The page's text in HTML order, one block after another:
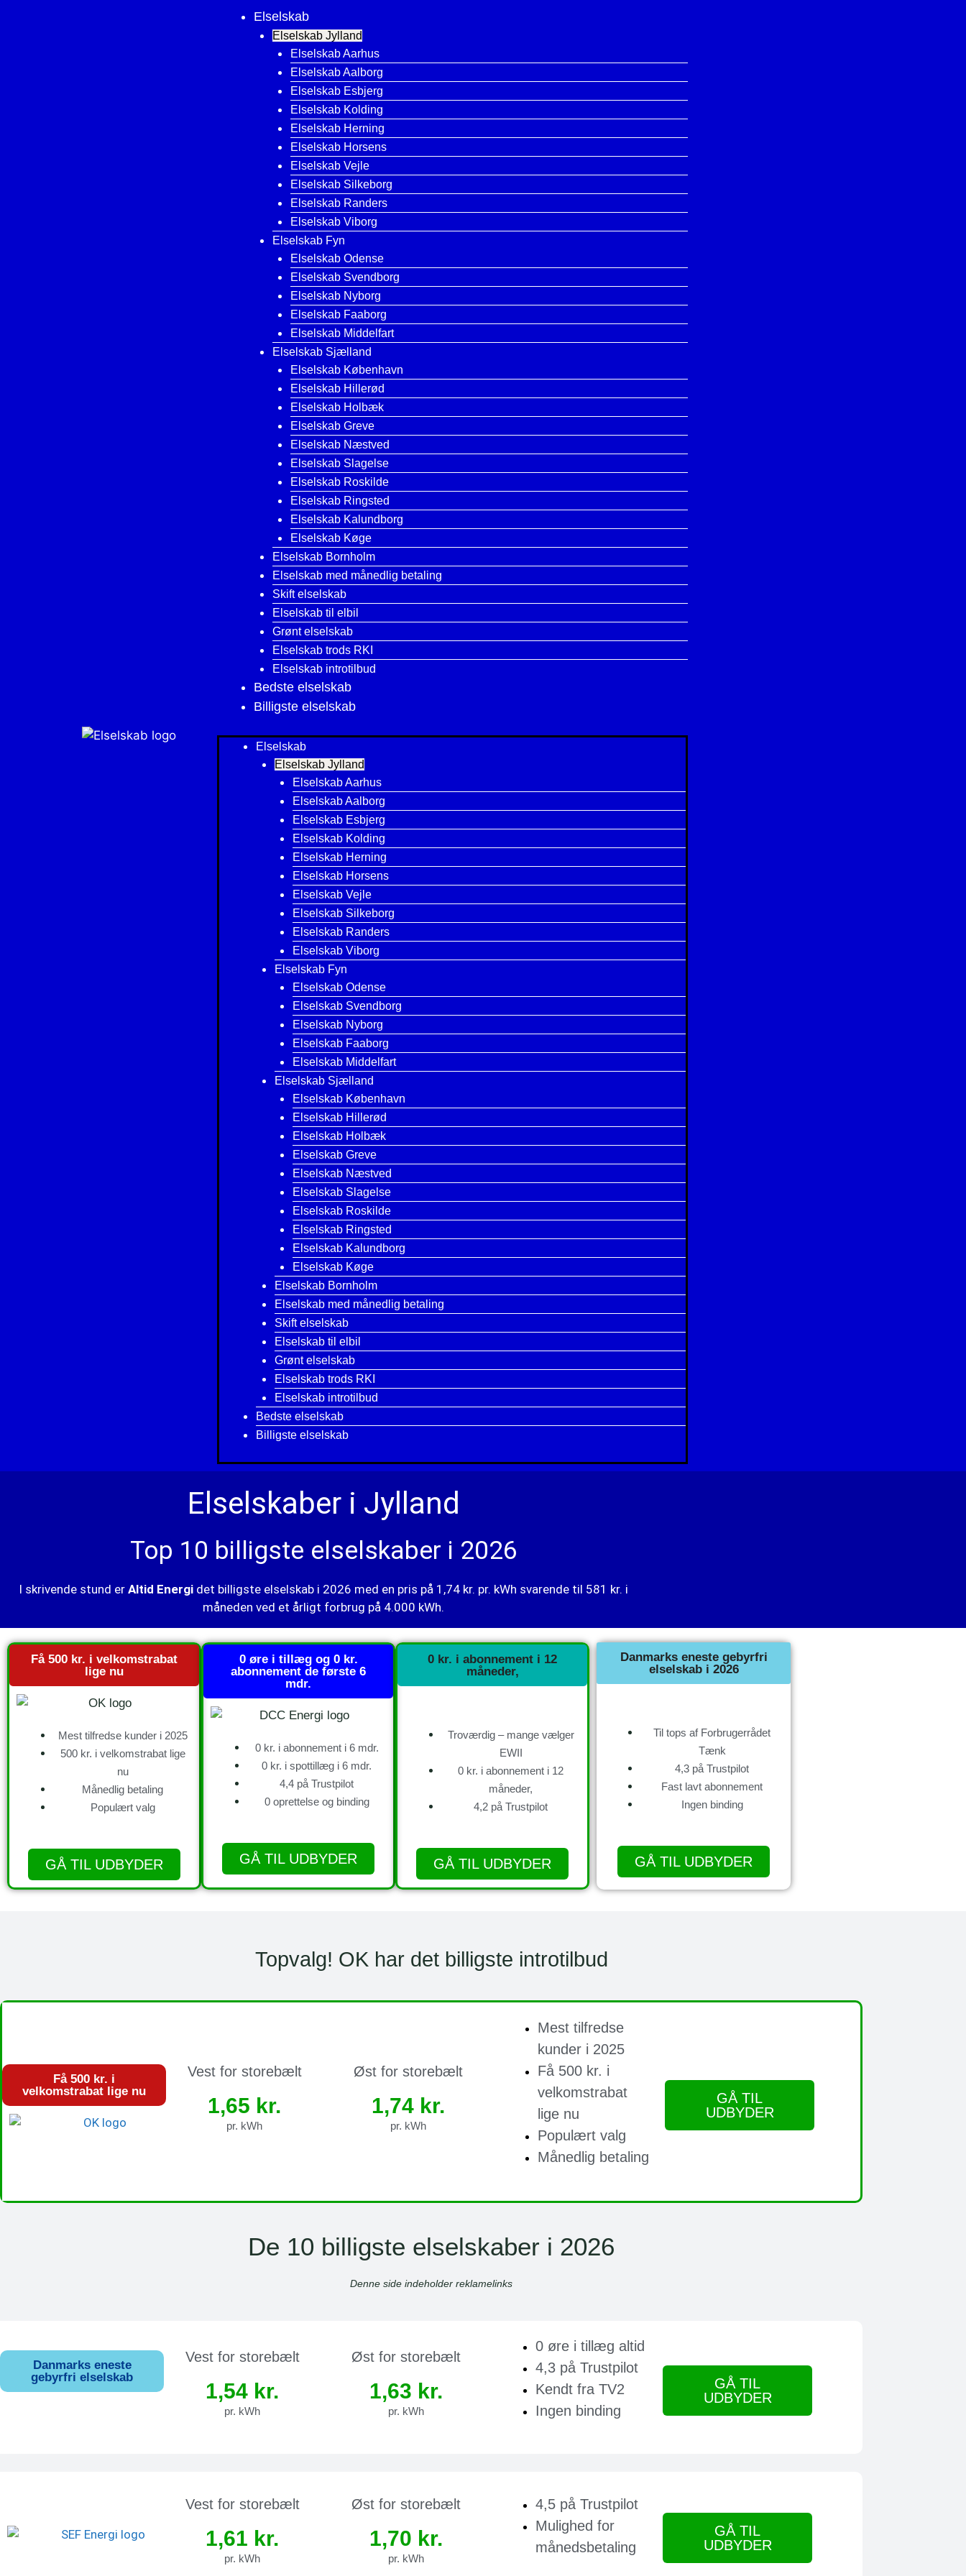
Elselskab
Elselskab Jylland
Elselskab Aarhus
Elselskab Aalborg
Elselskab Esbjerg
Elselskab Kolding
Elselskab Herning
Elselskab Horsens
Elselskab Vejle
Elselskab Silkeborg
Elselskab Randers
Elselskab Viborg
Elselskab Fyn
Elselskab Odense
Elselskab Svendborg
Elselskab Nyborg
Elselskab Faaborg
Elselskab Middelfart
Elselskab Sjælland
Elselskab København
Elselskab Hillerød
Elselskab Holbæk
Elselskab Greve
Elselskab Næstved
Elselskab Slagelse
Elselskab Roskilde
Elselskab Ringsted
Elselskab Kalundborg
Elselskab Køge
Elselskab Bornholm
Elselskab med månedlig betaling
Skift elselskab
Elselskab til elbil
Grønt elselskab
Elselskab trods RKI
Elselskab introtilbud
Bedste elselskab
Billigste elselskab
Elselskab
Elselskab Jylland
Elselskab Aarhus
Elselskab Aalborg
Elselskab Esbjerg
Elselskab Kolding
Elselskab Herning
Elselskab Horsens
Elselskab Vejle
Elselskab Silkeborg
Elselskab Randers
Elselskab Viborg
Elselskab Fyn
Elselskab Odense
Elselskab Svendborg
Elselskab Nyborg
Elselskab Faaborg
Elselskab Middelfart
Elselskab Sjælland
Elselskab København
Elselskab Hillerød
Elselskab Holbæk
Elselskab Greve
Elselskab Næstved
Elselskab Slagelse
Elselskab Roskilde
Elselskab Ringsted
Elselskab Kalundborg
Elselskab Køge
Elselskab Bornholm
Elselskab med månedlig betaling
Skift elselskab
Elselskab til elbil
Grønt elselskab
Elselskab trods RKI
Elselskab introtilbud
Bedste elselskab
Billigste elselskab
Elselskaber i Jylland
Top 10 billigste elselskaber i 2026
I skrivende stund er Altid Energi det billigste elselskab i 2026 med en pris på 1,74 kr. pr. kWh svarende til 581 kr. i
måneden ved et årligt forbrug på 4.000 kWh.
Få 500 kr. i velkomstrabat
lige nu
Mest tilfredse kunder i 2025
500 kr. i velkomstrabat lige
nu
Månedlig betaling
Populært valg
GÅ TIL UDBYDER
0 øre i tillæg og 0 kr.
abonnement de første 6
mdr.
0 kr. i abonnement i 6 mdr.
0 kr. i spottillæg i 6 mdr.
4,4 på Trustpilot
0 oprettelse og binding
GÅ TIL UDBYDER
0 kr. i abonnement i 12
måneder,
Troværdig – mange vælger
EWII
0 kr. i abonnement i 12
måneder,
4,2 på Trustpilot
GÅ TIL UDBYDER
Danmarks eneste gebyrfri
elselskab i 2026
Til tops af Forbrugerrådet
Tænk
4,3 på Trustpilot
Fast lavt abonnement
Ingen binding
GÅ TIL UDBYDER
Topvalg! OK har det billigste introtilbud
Få 500 kr. i
velkomstrabat lige nu
Vest for storebælt
1,65 kr.
pr. kWh
Øst for storebælt
1,74 kr.
pr. kWh
Mest tilfredse
kunder i 2025
Få 500 kr. i
velkomstrabat
lige nu
Populært valg
Månedlig betaling
GÅ TIL
UDBYDER
De 10 billigste elselskaber i 2026
Denne side indeholder reklamelinks
Danmarks eneste
gebyrfri elselskab
Vest for storebælt
1,54 kr.
pr. kWh
Øst for storebælt
1,63 kr.
pr. kWh
0 øre i tillæg altid
4,3 på Trustpilot
Kendt fra TV2
Ingen binding
GÅ TIL
UDBYDER
Vest for storebælt
1,61 kr.
pr. kWh
Øst for storebælt
1,70 kr.
pr. kWh
4,5 på Trustpilot
Mulighed for
månedsbetaling
GÅ TIL
UDBYDER